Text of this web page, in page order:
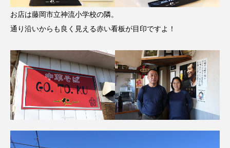
お店は藤岡市立神流小学校の隣。
通り沿いからも良く見える赤い看板が目印ですよ！